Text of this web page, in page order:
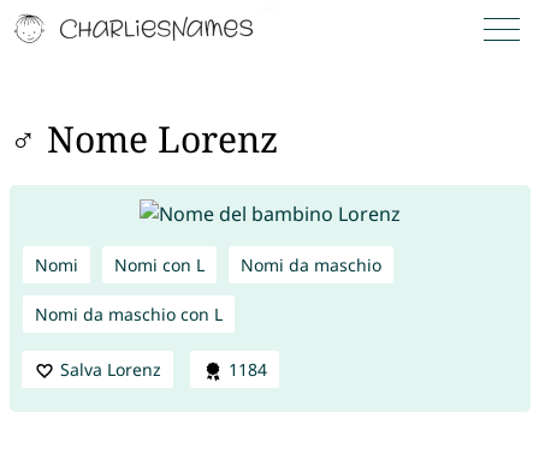
♂ Nome Lorenz
Nomi Nomi con L Nomi da maschio
Nomi da maschio con L
Salva Lorenz 1184